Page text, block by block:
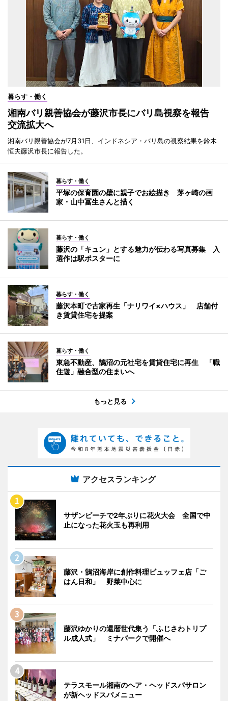
暮らす・働く
湘南バリ親善協会が藤沢市長にバリ島視察を報告
交流拡大へ
湘南バリ親善協会が7月31日、インドネシア・バリ島の視察結果を鈴木
恒夫藤沢市長に報告した。
暮らす・働く
平塚の保育園の壁に親子でお絵描き 茅ヶ崎の画
家・山中冨生さんと描く
暮らす・働く
藤沢の「キュン」とする魅力が伝わる写真募集 入
選作は駅ポスターに
暮らす・働く
藤沢本町で古家再生「ナリワイ×ハウス」 店舗付
き賃貸住宅を提案
暮らす・働く
東急不動産、鵠沼の元社宅を賃貸住宅に再生 「職
住遊」融合型の住まいへ
もっと見る
アクセスランキング
サザンビーチで2年ぶりに花火大会 全国で中
止になった花火玉も再利用
藤沢・鵠沼海岸に創作料理ビュッフェ店「ご
はん日和」 野菜中心に
藤沢ゆかりの還暦世代集う「ふじさわトリプ
ル成人式」 ミナパークで開催へ
テラスモール湘南のヘア・ヘッドスパサロン
が新ヘッドスパメニュー